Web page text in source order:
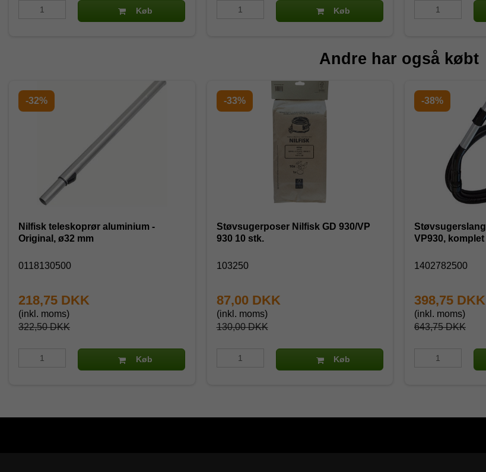
Køb Køb
Andre har også købt
-32%
Nilfisk teleskoprør aluminium -
Original, ø32 mm
0118130500
322,50 DKK
218,75 DKK
(inkl. moms)
Køb
-33%
Støvsugerposer Nilfisk GD 930/VP
930 10 stk.
103250
130,00 DKK
87,00 DKK
(inkl. moms)
Køb
-38%
VP930, komplet
1402782500
643,75 DKK
398,75 DKK
(inkl. moms)